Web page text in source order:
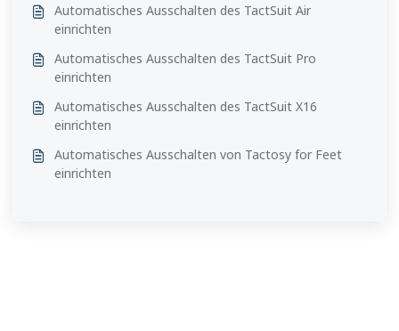
Automatisches Ausschalten des TactSuit Air
einrichten
Automatisches Ausschalten des TactSuit Pro
einrichten
Automatisches Ausschalten des TactSuit X16
einrichten
Automatisches Ausschalten von Tactosy for Feet
einrichten